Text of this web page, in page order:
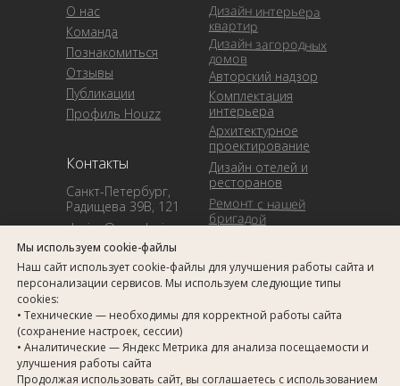
design@arcadesign.ru
Санкт-Петербург,
Радищева 39В, 121
+7 (812) 908-56-35
О нас
Команда
Познакомиться
Отзывы
Публикации
Профиль Houzz
Дизайн интерьера
квартир
Авторский надзор
Архитектурное
проектирование
Дизайн отелей и
ресторанов
Ремонт с нашей
бригадой
Контакты
Комплектация
интерьера
Дизайн загородных
домов
Мы используем cookie-файлы
Наш сайт использует cookie-файлы для улучшения работы сайта и
персонализации сервисов. Мы используем следующие типы
cookies:
• Технические — необходимы для корректной работы сайта
(сохранение настроек, сессии)
• Аналитические — Яндекс Метрика для анализа посещаемости и
улучшения работы сайта
Продолжая использовать сайт, вы соглашаетесь с использованием